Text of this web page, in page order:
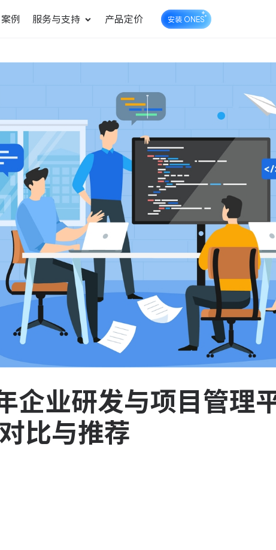
ONES Desk
统一管理业务信息和企业知
测试管理
快速交付高质量产品
DevOps
可持续地交付端到端的价值
服务台和工单管理
轻松响应与解决客户反馈
助力车企高效研发
例 服务与支持 产品定价 安装 ONES
企业研发与项目管理
比与推荐